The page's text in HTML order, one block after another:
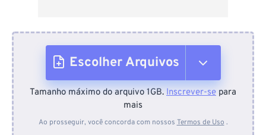
Escolher Arquivos
Do dispositivo
Tamanho máximo do arquivo 1GB. Inscrever-se para
mais
Ao prosseguir, você concorda com nossos Termos de Uso .